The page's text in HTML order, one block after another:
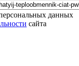
данных
сайта